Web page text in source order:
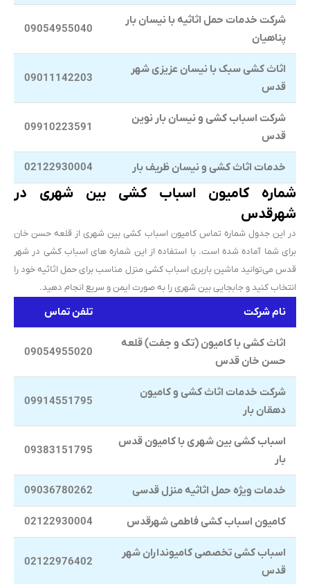
شرکت خدمات حمل اثاثیه با نیسان بار
پناهیان
09054955040
اثاث کشی سبک با نیسان عزیزی شهر
قدس
09011142203
شرکت اسباب کشی و نیسان بار نوین
قدس
09910223591
خدمات اثاث کشی و نیسان ظریف بار 02122930004
شماره کامیون‌ اسباب کشی بین شهری در
شهرقدس
در این جدول شماره تماس کامیون‌ اسباب کشی بین شهری از قلعه حسن خان
برای شما آماده شده است. با استفاده از این شماره های اسباب کشی در شهر
قدس می‌توانید ماشین باربری اسباب کشی منزل مناسب برای حمل اثاثیه خود را
انتخاب کنید و جابجایی بین شهری را به صورت ایمن و سریع انجام دهید.
نام شرکت تلفن تماس
اثاث کشی با کامیون (تک و جفت) قلعه
حسن خان قدس
09054955020
شرکت خدمات اثاث کشی و کامیون
دهقان بار
09914551795
اسباب کشی بین شهری با کامیون قدس
بار
09383151795
خدمات ویژه حمل اثاثیه منزل قدسی 09036780262
کامیون اسباب کشی فاطمی شهرقدس 02122930004
اسباب کشی تخصصی کامیونداران شهر
قدس
02122976402